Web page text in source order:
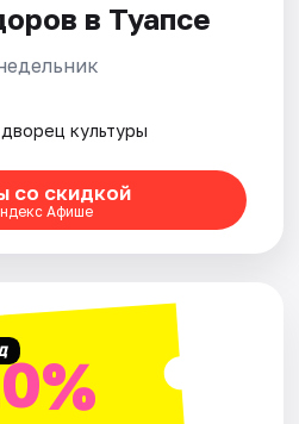
в Туапсе
культуры
со скидкой
Афише